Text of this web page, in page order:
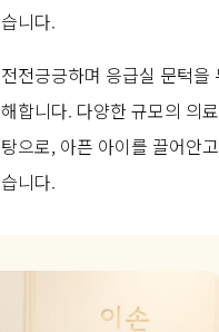
습니다.
전전긍긍하며 응급실 문턱을
해합니다. 다양한 규모의 의
탕으로, 아픈 아이를 끌어안
습니다.